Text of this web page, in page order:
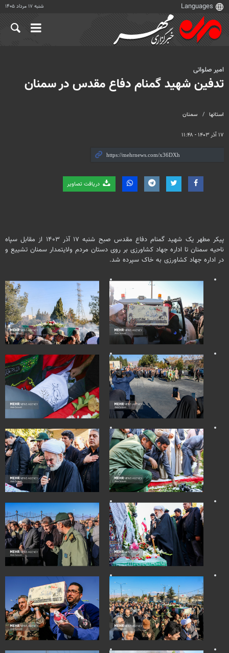
شنبه ۱۷ مرداد ۱۴۰۵
استانها سمنان
۱۷ آذر ۱۴۰۳ - ۱۱:۴۸
دریافت تصاویر
امیر صلواتی
تدفین شهید گمنام دفاع مقدس در سمنان
پیکر مطهر یک شهید گمنام دفاع مقدس صبح شنبه ۱۷ آذر ۱۴۰۳ از مقابل سپاه
ناحیه سمنان تا اداره جهاد کشاورزی بر روی دستان مردم ولایتمدار سمنان تشییع و
در اداره جهاد کشاورزی به خاک سپرده شد.